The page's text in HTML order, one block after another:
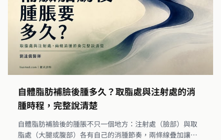
自體脂肪補臉後腫多久？取脂處與注射處的消
腫時程，完整說清楚
自體脂肪補臉後的腫脹不只一個地方：注射處（臉部）與取
脂處（大腿或腹部）各有自己的消腫節奏，兩條線疊加讓人